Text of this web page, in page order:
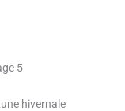
hivernale